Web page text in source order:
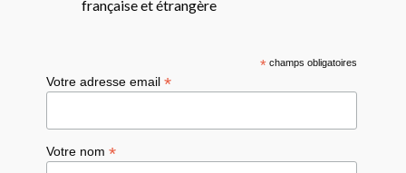
française et étrangère
*champs obligatoires
Votre adresse email*
Votre nom*